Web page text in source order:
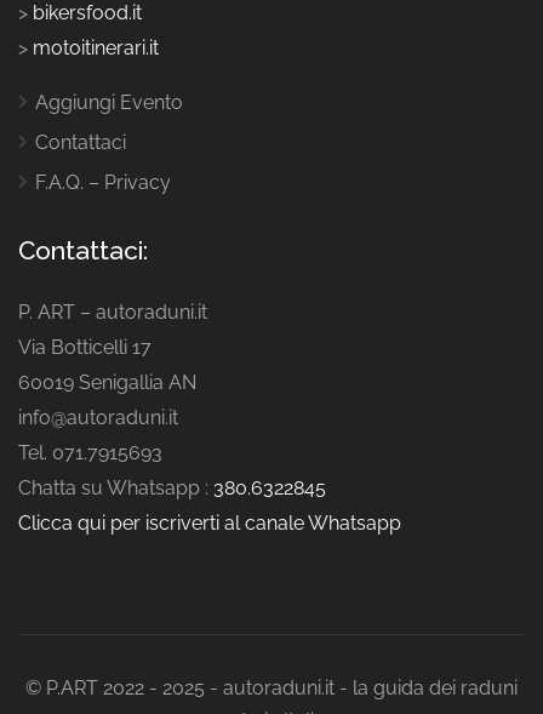
> bikersfood.it
> motoitinerari.it
Aggiungi Evento
Contattaci
F.A.Q. – Privacy
Contattaci:
P. ART – autoraduni.it
Via Botticelli 17
60019 Senigallia AN
info@autoraduni.it
Tel. 071.7915693
Chatta su Whatsapp : 380.6322845
Clicca qui per iscriverti al canale Whatsapp
© P.ART 2022 - 2025 - autoraduni.it - la guida dei raduni